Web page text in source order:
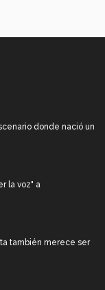
donde nació un
la voz" a
también merece ser